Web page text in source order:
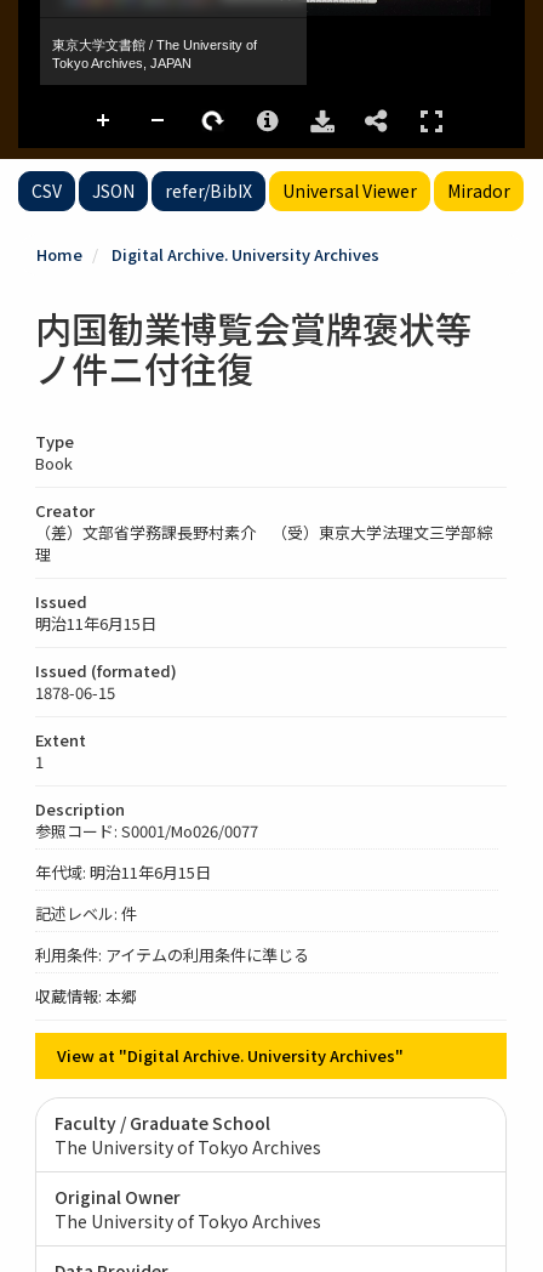
CSV JSON refer/BibIX Universal Viewer Mirador
Home Digital Archive. University Archives
内国勧業博覧会賞牌褒状等
ノ件ニ付往復
Type
Book
Creator
（差）文部省学務課長野村素介 （受）東京大学法理文三学部綜
理
Issued
明治11年6月15日
Issued (formated)
1878-06-15
Extent
1
Description
参照コード: S0001/Mo026/0077
年代域: 明治11年6月15日
記述レベル: 件
利用条件: アイテムの利用条件に準じる
収蔵情報: 本郷
View at "Digital Archive. University Archives"
Faculty / Graduate School
The University of Tokyo Archives
Original Owner
The University of Tokyo Archives